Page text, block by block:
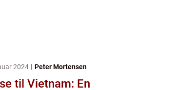
2024 Peter Mortensen
til Vietnam: En